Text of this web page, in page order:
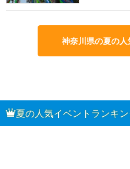
神奈川県の夏の
夏の人気イベントランキン